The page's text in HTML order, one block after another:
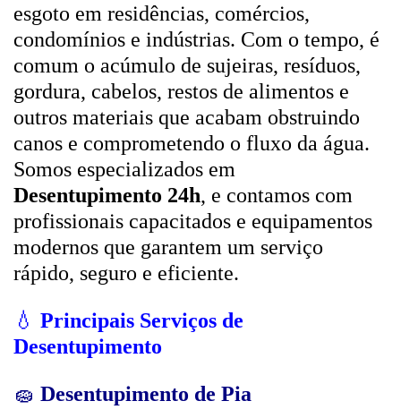
esgoto em residências, comércios,
condomínios e indústrias. Com o tempo, é
comum o acúmulo de sujeiras, resíduos,
gordura, cabelos, restos de alimentos e
outros materiais que acabam obstruindo
canos e comprometendo o fluxo da água.
Somos especializados em
Desentupimento 24h, e contamos com
profissionais capacitados e equipamentos
modernos que garantem um serviço
rápido, seguro e eficiente.
💧 Principais Serviços de
Desentupimento
🧽 Desentupimento de Pia